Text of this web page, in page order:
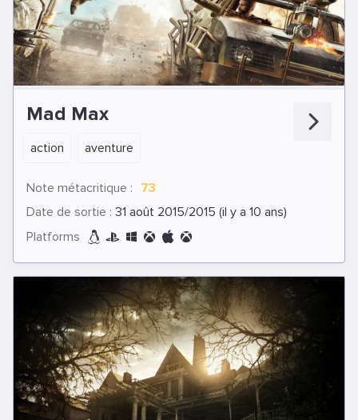
Mad Max
action aventure
Note métacritique : 73
Date de sortie : 31 août 2015/2015 (il y a 10 ans)
Platforms